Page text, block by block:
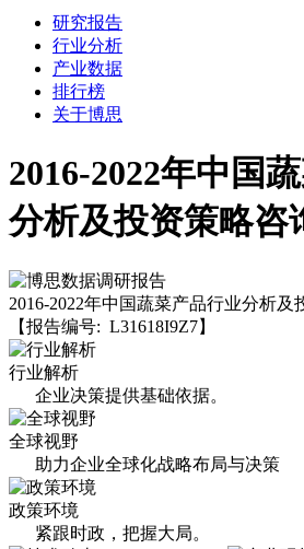
研究报告
行业分析
产业数据
排行榜
关于博思
2016-2022年中国
分析及投资策略咨
2016-2022年中国蔬菜产品行业分析及
【报告编号: L31618I9Z7】
行业解析
企业决策提供基础依据。
全球视野
助力企业全球化战略布局与决策
政策环境
紧跟时政，把握大局。